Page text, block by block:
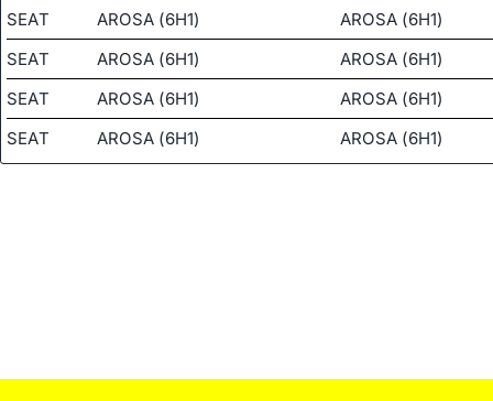
SEAT AROSA (6H1)
AROSA (6H1)
SEAT
AROSA (6H1)
AROSA (6H1)
SEAT
AROSA (6H1)
AROSA (6H1)
SEAT
AROSA (6H1)
AROSA (6H1)
SKODA
FABIA I (6Y2) FABIA I (6Y2)